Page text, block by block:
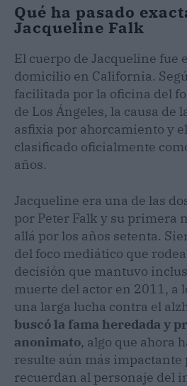
Qué ha pasado
Jacqueline Falk
El cuerpo de Jacqueline fue
domicilio en California.
facilitada por la oficina del
de Los Ángeles, la causa de
asfixia por ahorcamiento y
clasificado oficialmente
años.
Jacqueline era una de las
por Peter Falk y su primera
allá por los años setenta.
del foco mediático que
decisión que mantuvo
muerte del actor en 2011, a
una larga lucha contra el
buscó la fama heredada y
anonimato, algo que ahora
resulte aún más impactante
recuerdan al personaje del